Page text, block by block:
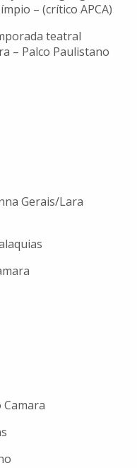
– (crítico APCA)
teatral
– Palco Paulistano
Gerais/Lara
Camara